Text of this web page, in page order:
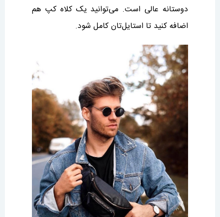
دوستانه عالی است. می‌توانید یک کلاه کپ هم
اضافه کنید تا استایل‌تان کامل شود.